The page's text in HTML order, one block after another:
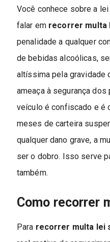
Você conhece sobre a lei
falar em recorrer multa
penalidade a qualquer
de bebidas alcoólicas,
altíssima pela gravidade
ameaça à segurança
veículo é confiscado e é
meses de carteira
qualquer dano grave, a
ser o dobro. Isso serve
também.
Como recorrer
Para recorrer multa lei